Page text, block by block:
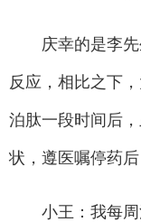
庆幸的是李先
反应，相比之下
泊肽一段时间后
状，遵医嘱停药
小王：我每周